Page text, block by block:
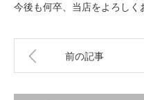
今後も何卒、当店をよろしく
前の記事